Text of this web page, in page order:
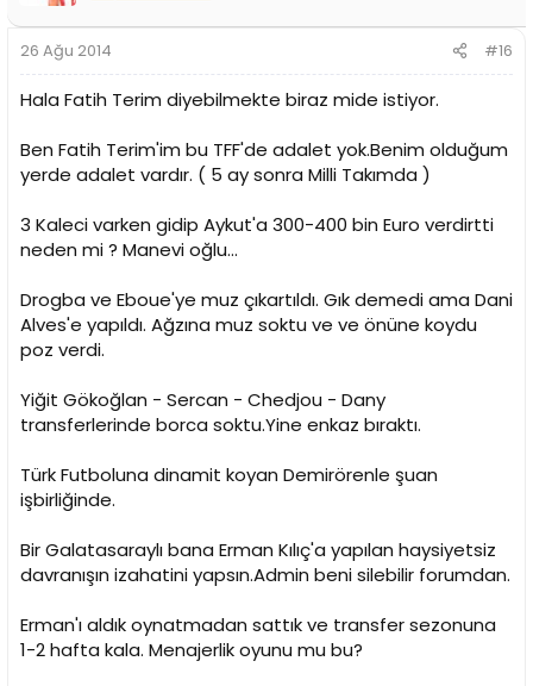
26 Ağu 2014 #16
Hala Fatih Terim diyebilmekte biraz mide istiyor.
Ben Fatih Terim'im bu TFF'de adalet yok.Benim olduğum
yerde adalet vardır. ( 5 ay sonra Milli Takımda )
3 Kaleci varken gidip Aykut'a 300-400 bin Euro verdirtti
neden mi ? Manevi oğlu...
Drogba ve Eboue'ye muz çıkartıldı. Gık demedi ama Dani
Alves'e yapıldı. Ağzına muz soktu ve ve önüne koydu
poz verdi.
Yiğit Gökoğlan - Sercan - Chedjou - Dany
transferlerinde borca soktu.Yine enkaz bıraktı.
Türk Futboluna dinamit koyan Demirörenle şuan
işbirliğinde.
Bir Galatasaraylı bana Erman Kılıç'a yapılan haysiyetsiz
davranışın izahatini yapsın.Admin beni silebilir forumdan.
Erman'ı aldık oynatmadan sattık ve transfer sezonuna
1-2 hafta kala. Menajerlik oyunu mu bu?